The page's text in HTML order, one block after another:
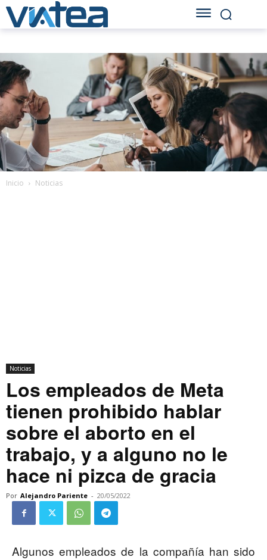
Inicio Noticias
Noticias
Los empleados de Meta
tienen prohibido hablar
sobre el aborto en el
trabajo, y a alguno no le
hace ni pizca de gracia
Por Alejandro Pariente - 20/05/2022
Algunos empleados de la compañía han sido